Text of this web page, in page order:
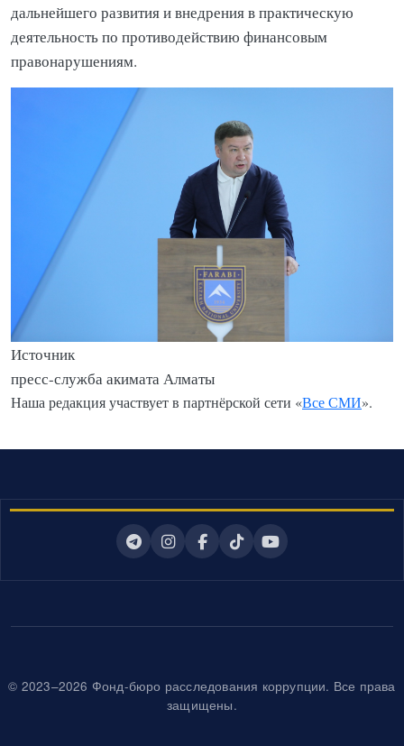
дальнейшего развития и внедрения в практическую
деятельность по противодействию финансовым
правонарушениям.
Источник
пресс-служба акимата Алматы
Наша редакция участвует в партнёрской сети «Все СМИ».
© 2023–2026 Фонд-бюро расследования коррупции. Все права
защищены.